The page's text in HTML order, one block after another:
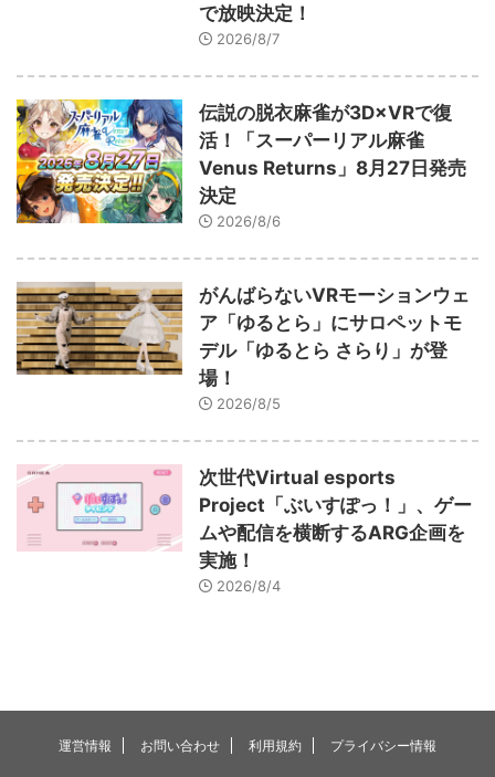
で放映決定！
2026/8/7
伝説の脱衣麻雀が3D×VRで復
活！「スーパーリアル麻雀
Venus Returns」8月27日発売
決定
2026/8/6
がんばらないVRモーションウェ
ア「ゆるとら」にサロペットモ
デル「ゆるとら さらり」が登
場！
2026/8/5
次世代Virtual esports
Project「ぶいすぽっ！」、ゲー
ムや配信を横断するARG企画を
実施！
2026/8/4
運営情報 お問い合わせ 利用規約 プライバシー情報